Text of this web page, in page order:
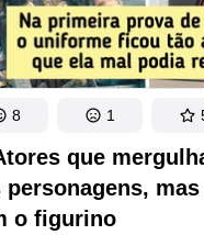
que
personagens,
o figurino
8 1